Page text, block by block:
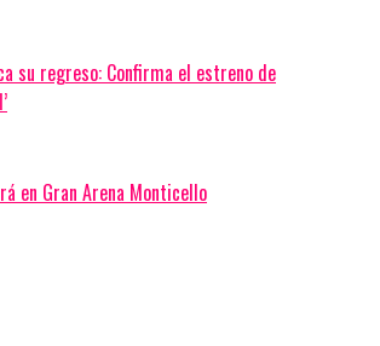
su regreso: Confirma el estreno de
en Gran Arena Monticello